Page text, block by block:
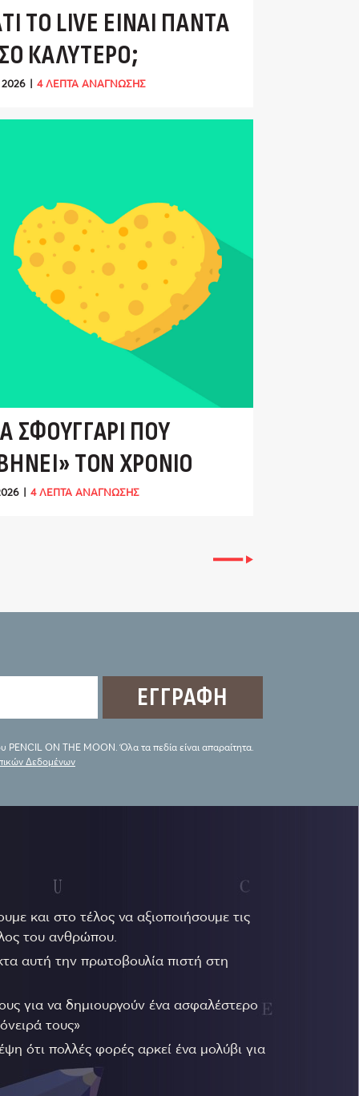
ΤΟ LIVE ΕΊΝΑΙ ΠΆΝΤΑ
ΚΑΛΎΤΕΡΟ;
| 4 ΛΕΠΤΑ ΑΝΑΓΝΩΣΗΣ
ΣΦΟΥΓΓΆΡΙ ΠΟΥ
ΤΟΝ ΧΡΌΝΙΟ
| 4 ΛΕΠΤΑ ΑΝΑΓΝΩΣΗΣ
ON THE MOON. Όλα τα πεδία είναι απαραίτητα.
Δεδομένων
και στο τέλος να αξιοποιήσουμε τις
του ανθρώπου.
αυτή την πρωτοβουλία πιστή στη
για να δημιουργούν ένα ασφαλέστερο
τους»
ότι πολλές φορές αρκεί ένα μολύβι για